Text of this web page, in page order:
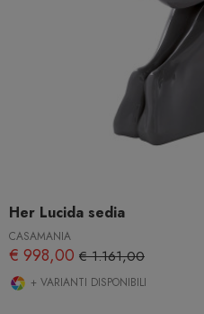
Her Lucida sedia
CASAMANIA
€ 998,00 € 1.161,00
+ VARIANTI DISPONIBILI